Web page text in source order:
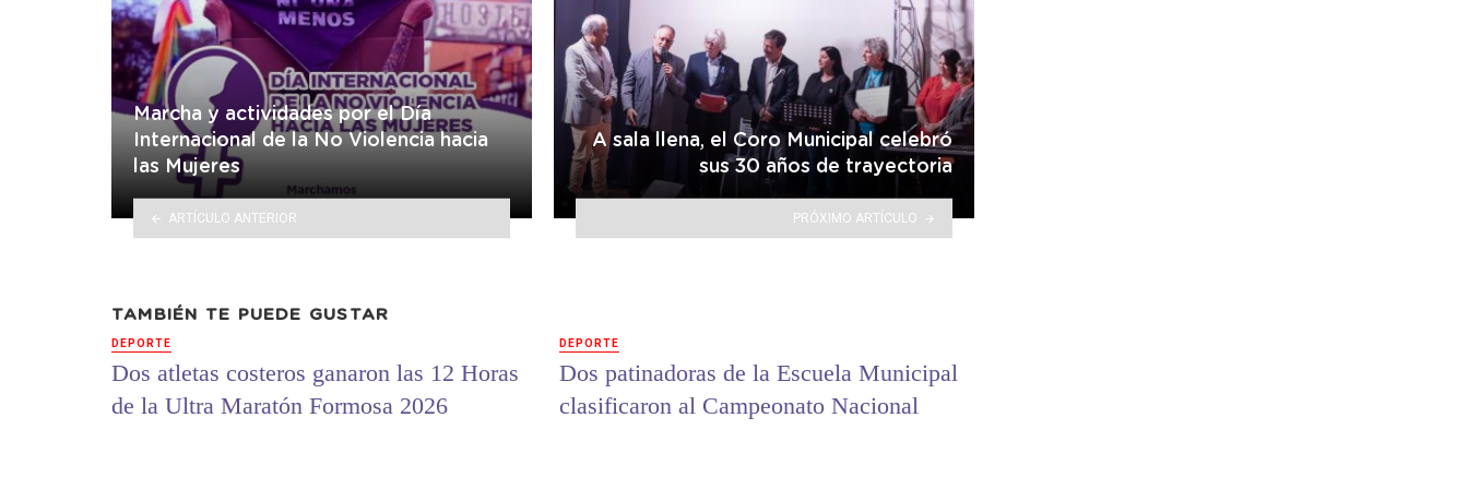
Marcha y actividades por el Día
Internacional de la No Violencia hacia
las Mujeres
ARTÍCULO ANTERIOR
A sala llena, el Coro Municipal celebró
sus 30 años de trayectoria
PRÓXIMO ARTÍCULO
TAMBIÉN TE PUEDE GUSTAR
DEPORTE
Dos atletas costeros ganaron las 12 Horas
de la Ultra Maratón Formosa 2026
DEPORTE
Dos patinadoras de la Escuela Municipal
clasificaron al Campeonato Nacional